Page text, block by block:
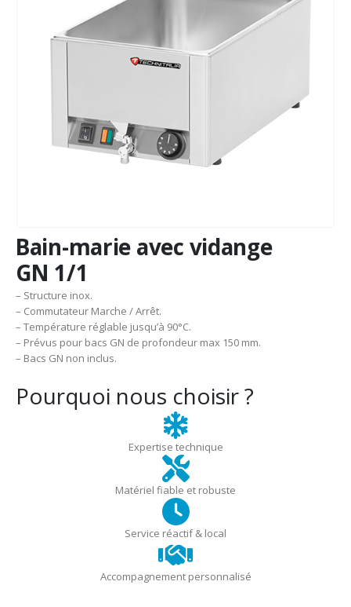
Bain-marie avec vidange
GN 1/1
– Structure inox.
– Commutateur Marche / Arrêt.
– Température réglable jusqu’à 90°C.
– Prévus pour bacs GN de profondeur max 150 mm.
– Bacs GN non inclus.
Pourquoi nous choisir ?
Expertise technique
Matériel fiable et robuste
Service réactif & local
Accompagnement personnalisé